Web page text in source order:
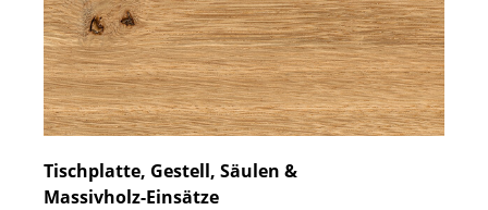
Tischplatte, Gestell, Säulen &
Massivholz-Einsätze